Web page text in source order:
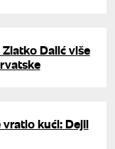
Dalić više
kući: Dejli